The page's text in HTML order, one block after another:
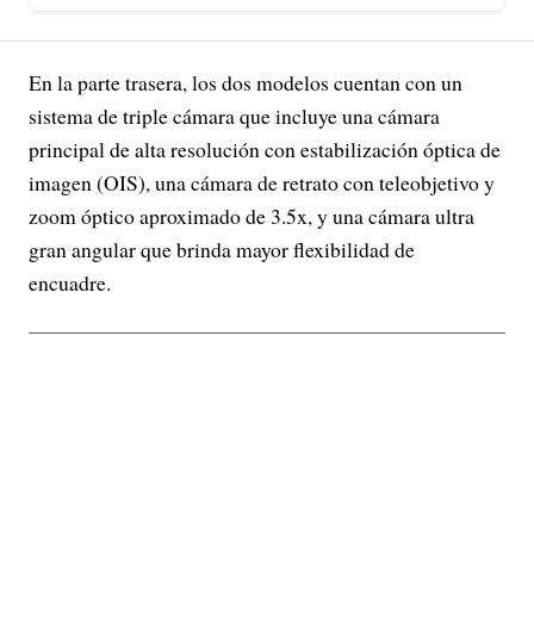
En la parte trasera, los dos modelos cuentan con un
sistema de triple cámara que incluye una cámara
principal de alta resolución con estabilización óptica de
imagen (OIS), una cámara de retrato con teleobjetivo y
zoom óptico aproximado de 3.5x, y una cámara ultra
gran angular que brinda mayor flexibilidad de
encuadre.